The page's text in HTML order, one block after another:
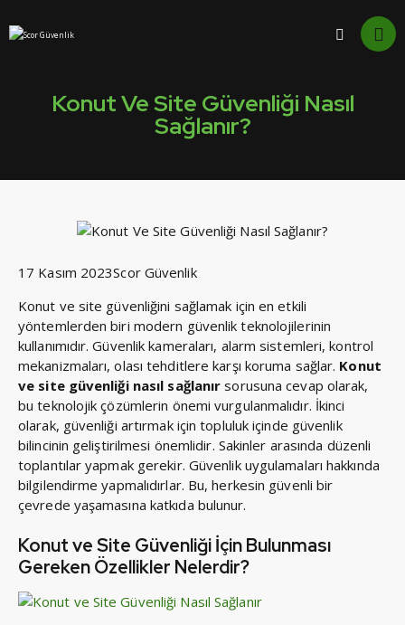
Konut Ve Site Güvenliği Nasıl
Sağlanır?
17 Kasım 2023Scor Güvenlik
Konut ve site güvenliğini sağlamak için en etkili
yöntemlerden biri modern güvenlik teknolojilerinin
kullanımıdır. Güvenlik kameraları, alarm sistemleri, kontrol
mekanizmaları, olası tehditlere karşı koruma sağlar. Konut
ve site güvenliği nasıl sağlanır sorusuna cevap olarak,
bu teknolojik çözümlerin önemi vurgulanmalıdır. İkinci
olarak, güvenliği artırmak için topluluk içinde güvenlik
bilincinin geliştirilmesi önemlidir. Sakinler arasında düzenli
toplantılar yapmak gerekir. Güvenlik uygulamaları hakkında
bilgilendirme yapmalıdırlar. Bu, herkesin güvenli bir
çevrede yaşamasına katkıda bulunur.
Konut ve Site Güvenliği İçin Bulunması
Gereken Özellikler Nelerdir?